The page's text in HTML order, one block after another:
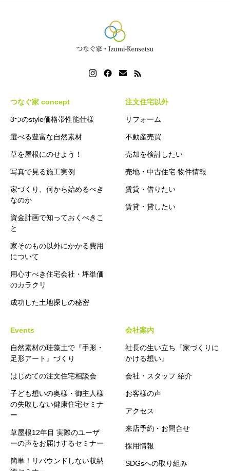
つなぐ家 concept
3つのstyle価格帯性能仕様
選べる豊富な自然素材
草を屋根にのせよう！
写真で見る施工実例
家づくり、何から始めるべき
なのか
資金計画で知っておくべきこ
と
家そのもの以外にかかる費用
について
用心すべき住宅会社・坪単価
のカラクリ
成功した土地探しの秘密
注文住宅以外
リフォーム
不動産売買
売却を検討したい
売地・中古住宅 物件情報
賃貸・借りたい
賃貸・貸したい
Events
自然素材の珪藻土で『手形・
足形アート』づくり
はじめての注文住宅相談会
子ども想いの奥様・御主人様
の失敗しない健康住宅セミナ
ー
草屋根12年目 実際のユーザ
ーの声をお届けするセミナー
簡単！リバウンドしない収納
会社案内
社長の生い立ち『家づくりに
かける想い』
会社・スタッフ 紹介
お客様の声
アクセス
来店予約・お問合せ
採用情報
SDGsへの取り組み